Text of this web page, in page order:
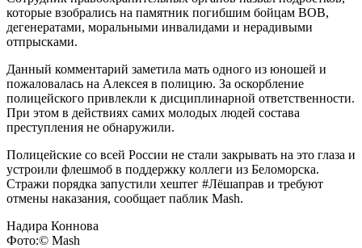
которые взобрались на памятник погибшим бойцам ВОВ,
дегенератами, моральными инвалидами и нерадивыми
отпрысками.
Данный комментарий заметила мать одного из юношей и
пожаловалась на Алексея в полицию. За оскорбление
полицейского привлекли к дисциплинарной ответственности.
При этом в действиях самих молодых людей состава
преступления не обнаружили.
Полицейские со всей России не стали закрывать на это глаза и
устроили флешмоб в поддержку коллеги из Беломорска.
Стражи порядка запустили хештег #Лёшаправ и требуют
отмены наказания, сообщает паблик Mash.
Надира Коннова
Фото:© Mash